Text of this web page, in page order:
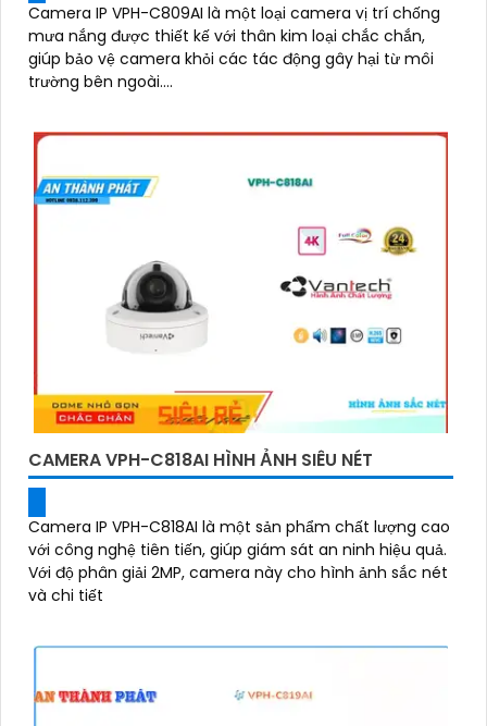
Camera IP VPH-C809AI là một loại camera vị trí chống
mưa nắng được thiết kế với thân kim loại chắc chắn,
giúp bảo vệ camera khỏi các tác động gây hại từ môi
trường bên ngoài....
CAMERA VPH-C818AI HÌNH ẢNH SIÊU NÉT
Camera IP VPH-C818AI là một sản phẩm chất lượng cao
với công nghệ tiên tiến, giúp giám sát an ninh hiệu quả.
Với độ phân giải 2MP, camera này cho hình ảnh sắc nét
và chi tiết